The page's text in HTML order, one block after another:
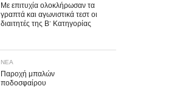
Με επιτυχία ολοκλήρωσαν τα
γραπτά και αγωνιστικά τεστ οι
διαιτητές της Β’ Κατηγορίας
ΝΕΑ
Παροχή μπαλών
ποδοσφαίρου